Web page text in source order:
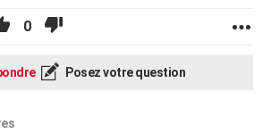
0
Posez votre question